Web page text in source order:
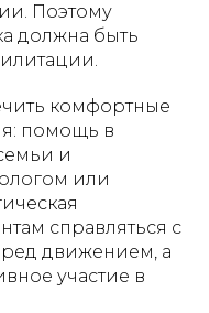
Поэтому
должна быть
комфортные
помощь в
и
или
справляться с
движением, а
участие в